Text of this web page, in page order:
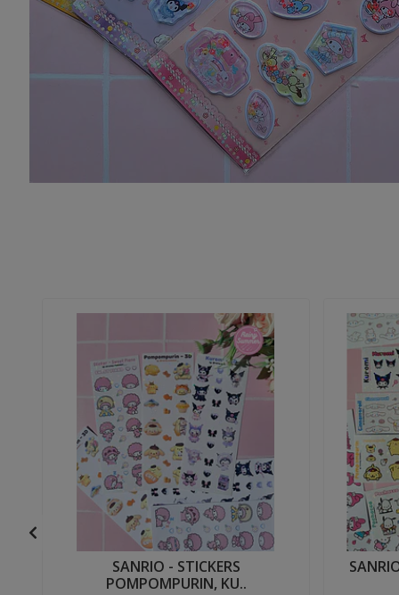
SANRIO - STICKERS
POMPOMPURIN, KU..